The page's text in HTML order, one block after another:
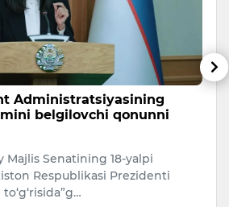
Administratsiyasining
belgilovchi qonunni
Majlis Senatining 18-yalpi
Respublikasi Prezidenti